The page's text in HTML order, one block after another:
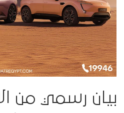
بيان رسمي من